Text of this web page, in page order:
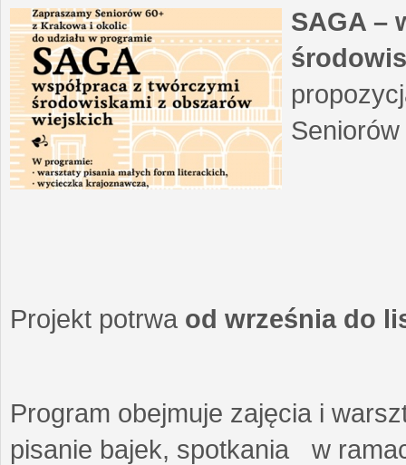
SAGA –
Projekt potrwa od września do
Program obejmuje zajęcia i
pisanie bajek, spotkania w